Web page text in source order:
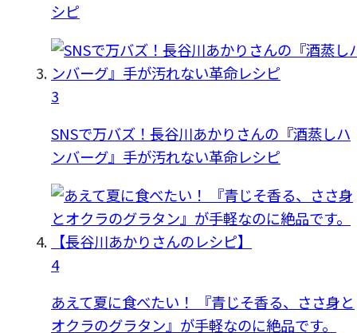
シピ
3
SNSで万バズ！長谷川あかりさんの『酒蒸しハ
ンバーグ』手が汚れない革命レシピ
4
あえて夏に食べたい！ 『青じそ香る、ささ身と
オクラのグラタン』が手軽なのに絶品です。